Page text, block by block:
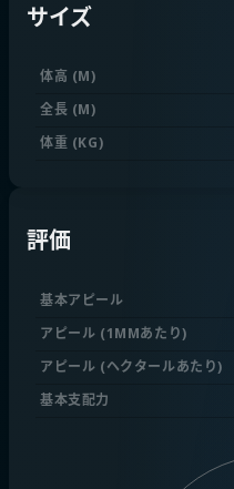
サイズ
体高 (M)
全長 (M)
体重 (KG)
評価
基本アピール
アピール (1MMあたり)
アピール (ヘクタールあたり)
基本支配力